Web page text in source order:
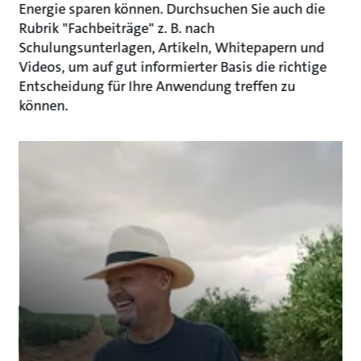
Energie sparen können. Durchsuchen Sie auch die
Rubrik "Fachbeiträge" z. B. nach
Schulungsunterlagen, Artikeln, Whitepapern und
Videos, um auf gut informierter Basis die richtige
Entscheidung für Ihre Anwendung treffen zu
können.